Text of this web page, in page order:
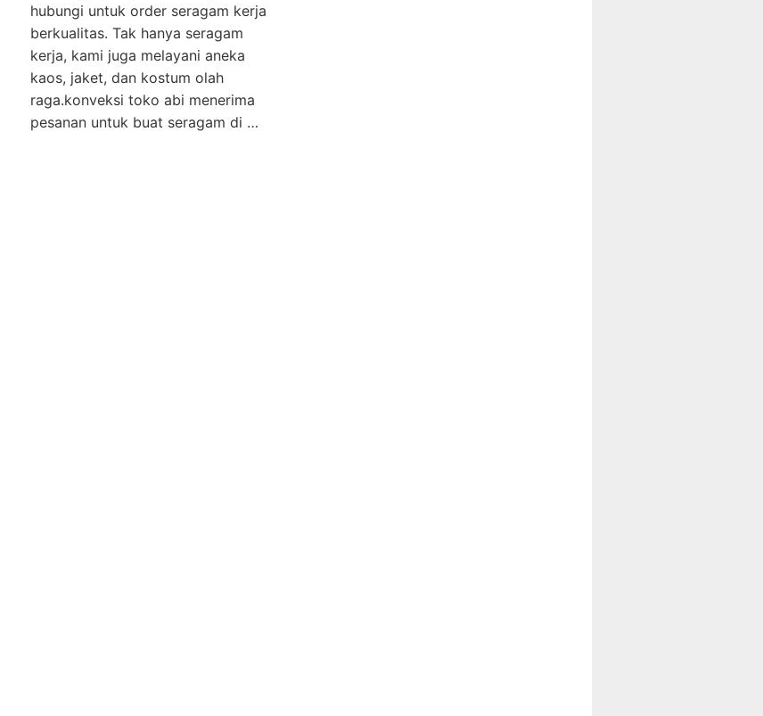
hubungi untuk order seragam kerja
berkualitas. Tak hanya seragam
kerja, kami juga melayani aneka
kaos, jaket, dan kostum olah
raga.konveksi toko abi menerima
pesanan untuk buat seragam di …